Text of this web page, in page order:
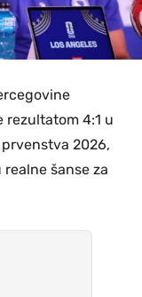
rezultatom 4:1 u
2026,
šanse za